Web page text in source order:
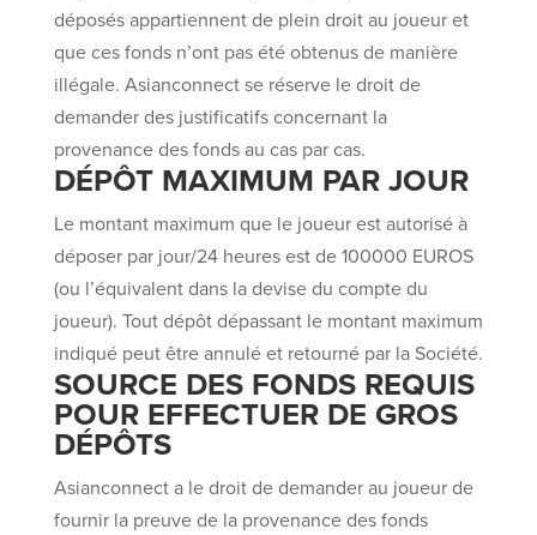
déposés appartiennent de plein droit au joueur et
que ces fonds n’ont pas été obtenus de manière
illégale. Asianconnect se réserve le droit de
demander des justificatifs concernant la
provenance des fonds au cas par cas.
DÉPÔT MAXIMUM PAR JOUR
Le montant maximum que le joueur est autorisé à
déposer par jour/24 heures est de 100000 EUROS
(ou l’équivalent dans la devise du compte du
joueur). Tout dépôt dépassant le montant maximum
indiqué peut être annulé et retourné par la Société.
SOURCE DES FONDS REQUIS
POUR EFFECTUER DE GROS
DÉPÔTS
Asianconnect a le droit de demander au joueur de
fournir la preuve de la provenance des fonds